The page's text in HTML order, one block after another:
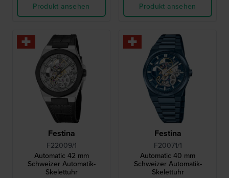
Produkt ansehen
Produkt ansehen
Festina
F22009/1
Automatic 42 mm
Schweizer Automatik-
Skelettuhr
Festina
F20071/1
Automatic 40 mm
Schweizer Automatik-
Skelettuhr